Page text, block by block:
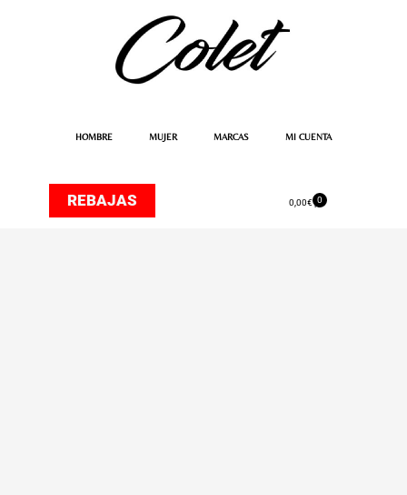
HOMBRE MUJER MARCAS MI CUENTA
REBAJAS 0,00€ 0
Carrito